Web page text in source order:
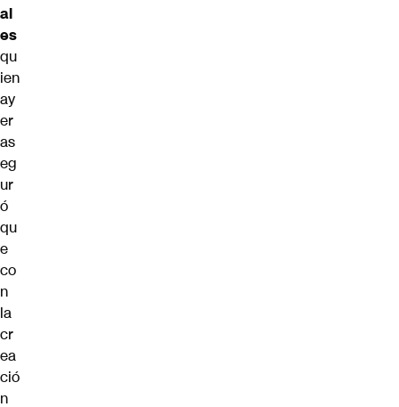
al
es
qu
ien
ay
er
as
eg
ur
ó
qu
e
co
n
la
cr
ea
ció
n